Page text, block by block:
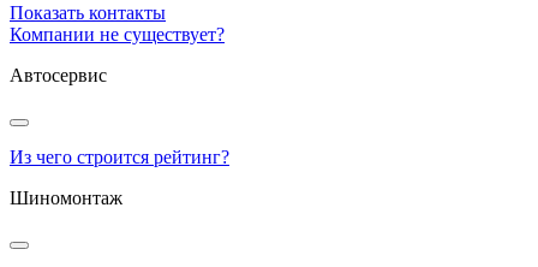
Показать контакты
Компании не существует?
Автосервис
Из чего строится рейтинг?
Шиномонтаж